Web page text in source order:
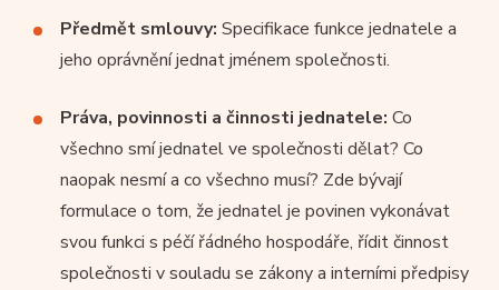
Předmět smlouvy: Specifikace funkce jednatele a
jeho oprávnění jednat jménem společnosti.
Práva, povinnosti a činnosti jednatele: Co
všechno smí jednatel ve společnosti dělat? Co
naopak nesmí a co všechno musí? Zde bývají
formulace o tom, že jednatel je povinen vykonávat
svou funkci s péčí řádného hospodáře, řídit činnost
společnosti v souladu se zákony a interními předpisy